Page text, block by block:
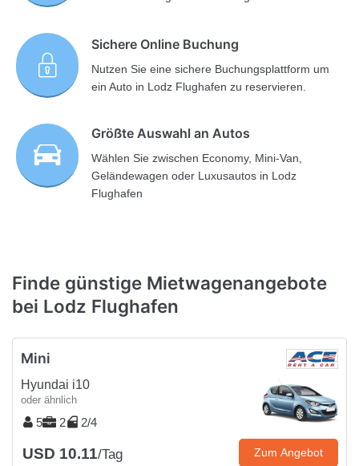
Sichere Online Buchung
Nutzen Sie eine sichere Buchungsplattform um
ein Auto in Lodz Flughafen zu reservieren.
Größte Auswahl an Autos
Wählen Sie zwischen Economy, Mini-Van,
Geländewagen oder Luxusautos in Lodz
Flughafen
Finde günstige Mietwagenangebote
bei Lodz Flughafen
Mini
Hyundai i10
oder ähnlich
5 2 2/4
USD 10.11/Tag Zum Angebot